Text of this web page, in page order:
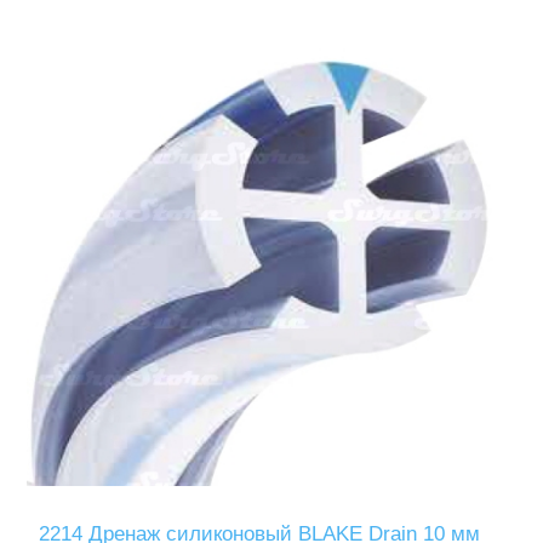
2214 Дренаж силиконовый BLAKE Drain 10 мм